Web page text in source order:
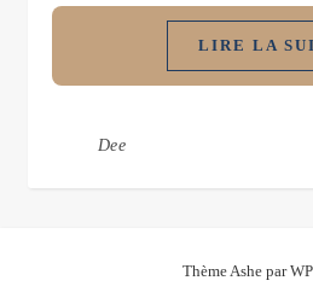
LIRE LA
Dee
Thème Ashe par